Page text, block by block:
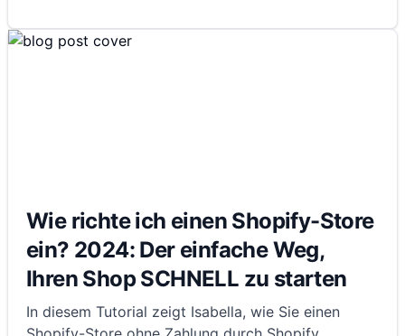
Wie richte ich einen Shopify-Store
ein? 2024: Der einfache Weg,
Ihren Shop SCHNELL zu starten
In diesem Tutorial zeigt Isabella, wie Sie einen